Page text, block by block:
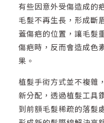
有些因意外受傷造成的
毛髮不再生長，形成斷
蓋傷疤的位置，讓毛髮
傷疤時，反而會造成色
果。
植髮手術方式並不複雜
新分配，透過植髮工具
到前額毛髮稀疏的落髮